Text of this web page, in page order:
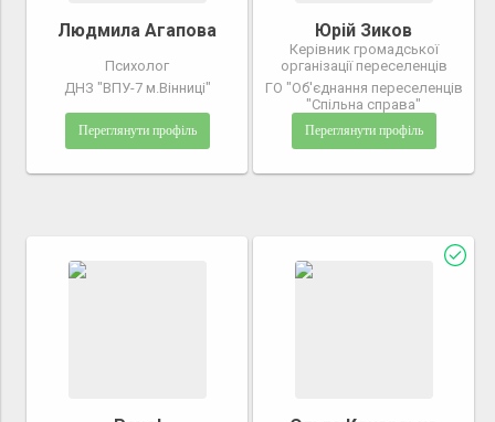
Людмила Агапова
Психолог
ДНЗ "ВПУ-7 м.Вінниці"
Переглянути профіль
Юрій Зиков
Керівник громадської
організації переселенців
ГО "Об'єднання переселенців
"Спільна справа"
Переглянути профіль